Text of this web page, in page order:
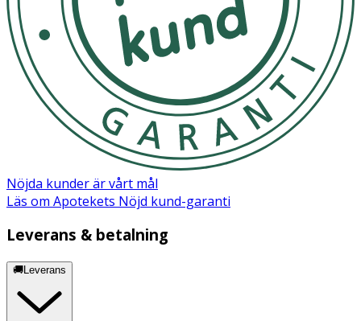
Nöjda kunder är vårt mål
Läs om Apotekets Nöjd kund-garanti
Leverans & betalning
🚚Leverans